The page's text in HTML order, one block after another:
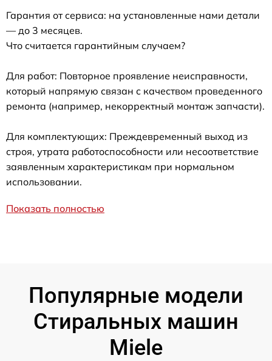
Гарантия от сервиса: на установленные нами детали
— до 3 месяцев.
Что считается гарантийным случаем?
Для работ: Повторное проявление неисправности,
который напрямую связан с качеством проведенного
ремонта (например, некорректный монтаж запчасти).
Для комплектующих: Преждевременный выход из
строя, утрата работоспособности или несоответствие
заявленным характеристикам при нормальном
использовании.
Показать полностью
Популярные модели
Стиральных машин
Miele